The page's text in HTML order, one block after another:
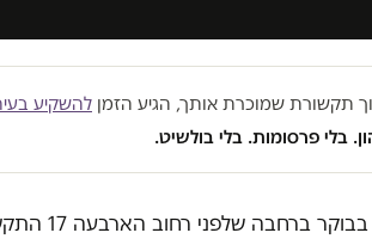
תקשורת שמוכרת אותך, הגיע הזמן להשקיע
בלי פרסומות. בלי בולשיט.
י שעבר